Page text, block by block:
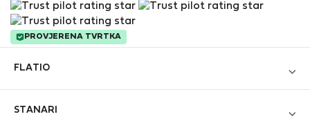
PROVJERENA TVRTKA
FLATIO
STANARI